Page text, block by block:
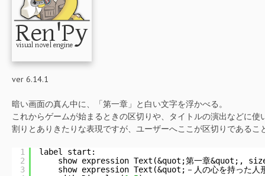
ver 6.14.1
暗い画面の真ん中に、「第一章」と白い文字を浮かべる。
これからゲームが始まるときの区切りや、タイトルの演出などに使
割りとありきたりな表現ですが、ユーザーへここが区切りであるこ
1
2
3
label start:
show expression Text(&quot;第一章&quot;,
show expression Text(&quot;－人の心を持った人